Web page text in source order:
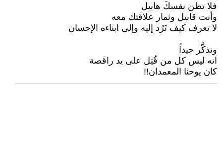
فلا تظن نفسكَ هابيل
وأنت قابيل وثمار علاقتك معه
لا تعرف كيف تَرُد إليه وإلى ابناءه الإحسان
وتذكَّر جيداً
انه ليس كل من قُتِل على يد راقصة
كان يوحنا المعمدان!!